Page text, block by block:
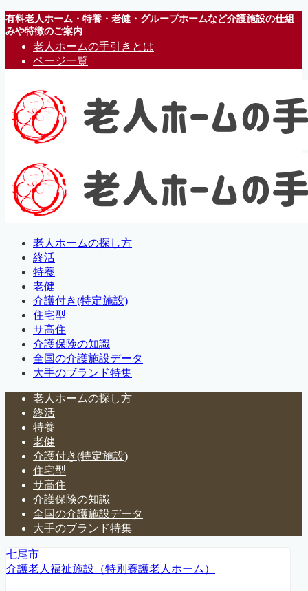
有料老人ホーム・特養・老健・グループホームなど介護施設の仕組
みや特徴のご案内
老人ホームの手引きとは
ページ一覧
老人ホームの探し方
終活
特養
老健
介護付き(特定施設)
住宅型
サ高住
介護保険の知識
全国の介護施設データ
大手のブランド特集
老人ホームの探し方
終活
特養
老健
介護付き(特定施設)
住宅型
サ高住
介護保険の知識
全国の介護施設データ
大手のブランド特集
七尾市
介護老人福祉施設（特別養護老人ホーム）